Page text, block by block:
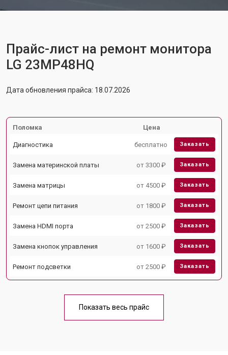
Прайс-лист на ремонт монитора
LG 23MP48HQ
Дата обновления прайса: 18.07.2026
Поломка Цена
Диагностика бесплатно Заказать
Замена материнской платы от 3300 ₽ Заказать
Замена матрицы от 4500 ₽ Заказать
Ремонт цепи питания от 1800 ₽ Заказать
Замена HDMI порта от 2500 ₽ Заказать
Замена кнопок управления от 1600 ₽ Заказать
Ремонт подсветки от 2500 ₽ Заказать
Показать весь прайс